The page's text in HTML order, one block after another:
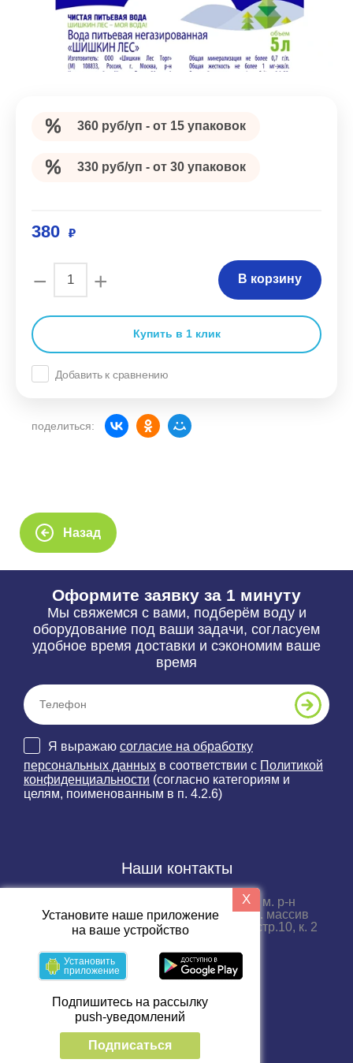
360 руб/уп - от 15 упаковок
330 руб/уп - от 30 упаковок
380
− + В корзину
Купить в 1 клик
Добавить к сравнению
поделиться:
Назад
Оформите заявку за 1 минуту
Мы свяжемся с вами, подберём воду и
оборудование под ваши задачи, согласуем
удобное время доставки и сэкономим ваше
время
Я выражаю согласие на обработку
персональных данных в соответствии с Политикой
конфиденциальности (согласно категориям и
целям, поименованным в п. 4.2.6)
Наши контакты
188689, Ленинградская область, м. р-н
Всеволожский, г.п. Бугровское, тер. массив
Порошкино, пр-д. Промышленный, стр.10, к. 2
+7 (812) 33-66-999
Пн-пт с 09:00 до 18:00
X
Установите наше приложение
на ваше устройство
Установить
приложение
Подпишитесь на рассылку
push-уведомлений
Подписаться